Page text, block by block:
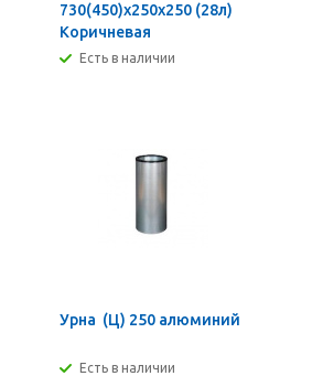
730(450)х250х250 (28л)
Коричневая
Есть в наличии
Урна (Ц) 250 алюминий
Есть в наличии